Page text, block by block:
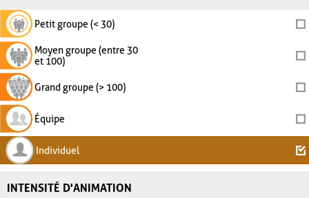
Petit groupe (< 30)
Moyen groupe (entre 30
et 100)
Grand groupe (> 100)
Équipe
Individuel
INTENSITÉ D'ANIMATION